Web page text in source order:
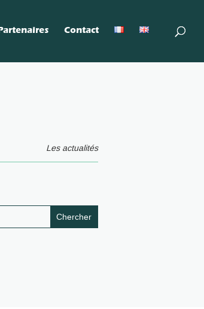
Contact
Les actualités